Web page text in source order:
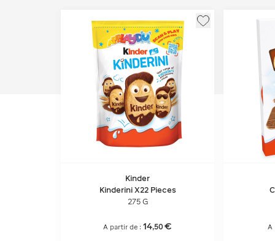
Kinder
Kinderini X22 Pieces
275 G
A partir de : 14,50 € A